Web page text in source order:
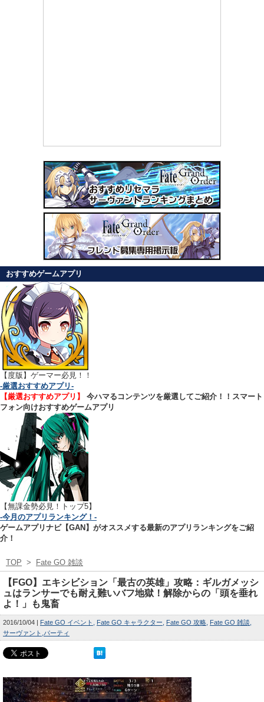
おすすめゲームアプリ
【 度版】ゲーマー必見！！
-厳選おすすめアプリ-
【厳選おすすめアプリ】
今ハマるコンテンツを厳選してご紹介！！スマート
フォン向けおすすめゲームアプリ
【無課金勢必見！トップ5】
-今月のアプリランキング！-
ゲームアプリナビ【GAN】がオススメする最新のアプリランキングをご紹
介！
TOP > Fate GO 雑談
【FGO】エキシビション「最古の英雄」攻略：ギルガメッシ
ュはランサーでも耐え難いバフ地獄！解除からの「頭を垂れ
よ！」も鬼畜
2016/10/04 Fate GO イベント Fate GO キャラクター Fate GO 攻略
Fate GO 雑談
サーヴァント パーティ